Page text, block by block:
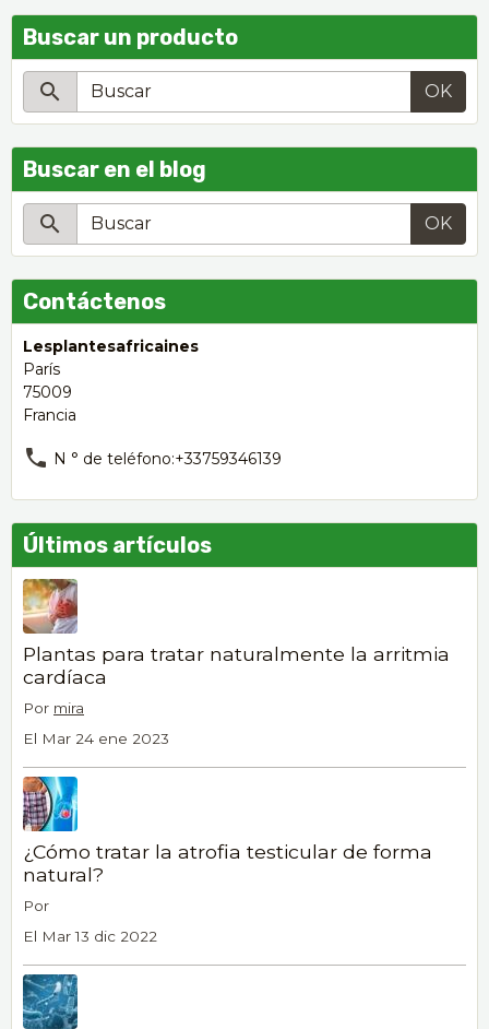
Buscar un producto
OK
Buscar en el blog
OK
Contáctenos
Lesplantesafricaines
París
75009
Francia
N ° de teléfono:+33759346139
Últimos artículos
Plantas para tratar naturalmente la arritmia
cardíaca
Por mira
El Mar 24 ene 2023
¿Cómo tratar la atrofia testicular de forma
natural?
Por
El Mar 13 dic 2022